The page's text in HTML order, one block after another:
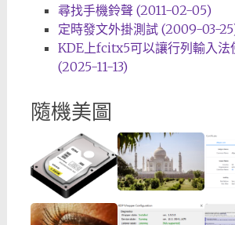
尋找手機鈴聲 (2011-02-05)
定時發文外掛測試 (2009-03-
KDE上fcitx5可以讓行列輸入法
(2025-11-13)
隨機美圖